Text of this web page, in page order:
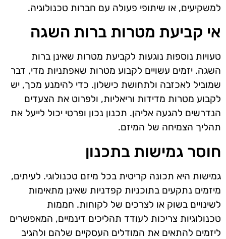
למשקיעים, או שיתופי פעולה עם חברות טכנולוגיה.
אי קביעת מטרות ברות השגה
טעויות נוספות נוגעות לקביעת מטרות שאינן ברות
השגה. יזמים עשויים לקבוע מטרות שאפתניות מדי, דבר
שמוביל לאכזבה ולתחושת כישלון. כדי להימנע מכך, יש
לקבוע מטרות מדידות וריאליות, ולפרוט את הצעדים
הנדרשים להגעה אליהן. תכנון נכון ופרטי יכול לייעל את
תהליך הצמיחה של המיזם.
חוסר גמישות בתכנון
גמישות היא תכונה קריטית בכל מיזם טכנולוגי. לעיתים,
מיזמים נתקעים בתוכניות קפדניות שאינן מתאימות
לשינויים בשוק או לצרכים של לקוחות. חממות
טכנולוגיות צריכות לעודד תהליכים דינמיים, המאפשרים
ליזמים להתאים את המודלים העסקיים שלהם ולהגיב